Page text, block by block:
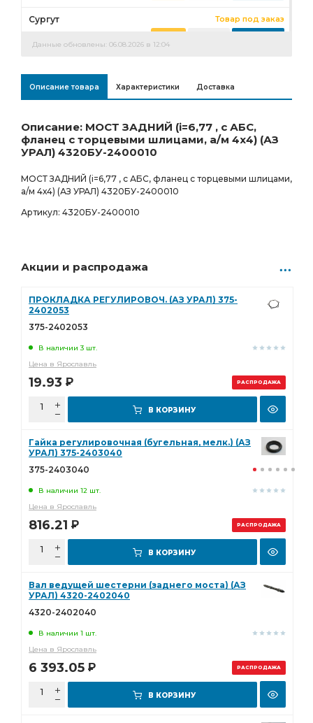
Сургут Товар под заказ
341 327.00 Р 0 шт.
Данные обновлены: 06.08.2026 в 12:04
Описание товара Характеристики Доставка
Описание: МОСТ ЗАДНИЙ (i=6,77 , с АБС,
фланец с торцевыми шлицами, а/м 4х4) (АЗ
УРАЛ) 4320БУ-2400010
МОСТ ЗАДНИЙ (i=6,77 , с АБС, фланец с торцевыми шлицами,
а/м 4х4) (АЗ УРАЛ) 4320БУ-2400010
Артикул: 4320БУ-2400010
Акции и распродажа
РАСПРОДАЖА
ПРОКЛАДКА РЕГУЛИРОВОЧ. (АЗ УРАЛ) 375-
2402053
375-2402053
В наличии 3 шт.
Цена в Ярославль
19.93 Р
В КОРЗИНУ
РАСПРОДАЖА
Гайка регулировочная (бугельная, мелк.) (АЗ
УРАЛ) 375-2403040
375-2403040
В наличии 12 шт.
Цена в Ярославль
816.21 Р
В КОРЗИНУ
РАСПРОДАЖА
Вал ведущей шестерни (заднего моста) (АЗ
УРАЛ) 4320-2402040
4320-2402040
В наличии 1 шт.
Цена в Ярославль
6 393.05 Р
В КОРЗИНУ